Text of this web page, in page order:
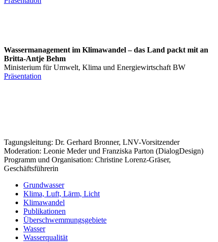
Wassermanagement im Klimawandel – das Land packt mit an
Britta-Antje Behm
Ministerium für Umwelt, Klima und Energiewirtschaft BW
Präsentation
Tagungsleitung: Dr. Gerhard Bronner, LNV-Vorsitzender
Moderation: Leonie Meder und Franziska Parton (DialogDesign)
Programm und Organisation: Christine Lorenz-Gräser,
Geschäftsführerin
Grundwasser
Klima, Luft, Lärm, Licht
Klimawandel
Publikationen
Überschwemmungsgebiete
Wasser
Wasserqualität